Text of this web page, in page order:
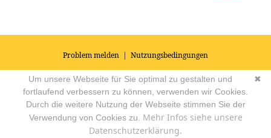
Problem melden | Nutzungsbedingungen
© 2026Impressum|Datenschutz|AGB's| Yoga Vidya Community -
Forum für Yoga, Meditation und Ayurveda Powered by
✖
Um unsere Webseite für Sie optimal zu gestalten und
fortlaufend verbessern zu können, verwenden wir Cookies.
Durch die weitere Nutzung der Webseite stimmen Sie der
Verwendung von Cookies zu. Mehr Infos siehe unsere
Datenschutzerklärung.